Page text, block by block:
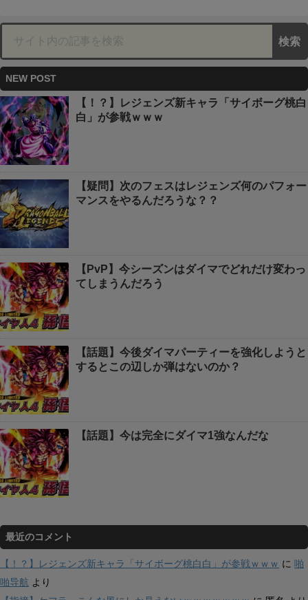
NEW POST
【！？】レジェンズ新キャラ「サイボーグ桃白
白」が参戦ｗｗｗ
【疑問】次のフェスはレジェンズ何のパフォー
マンスをやるんだろうな？？
【PvP】今シーズンはダイマでどれだけ変わっ
てしまうんだろう
【話題】今後ダイマパーティーを強化しようと
するとこの辺しか弾はないのか？
【話題】今は完全にダイマ1強なんだな
最近のコメント
【！？】レジェンズ新キャラ「サイボーグ桃白白」が参戦ｗｗｗ に 啪
啪导航 より